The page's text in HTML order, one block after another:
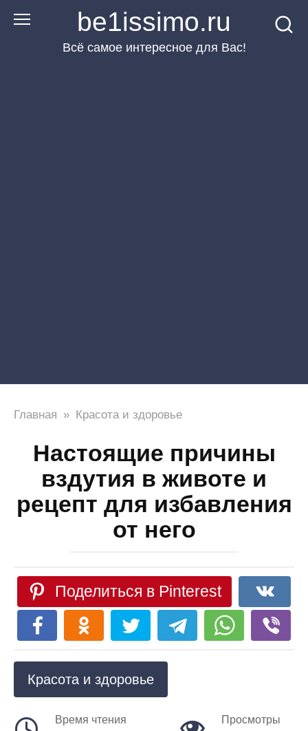
Перейти
be1issimo.ru
Всё самое интересное для Вас!
Главная » Красота и здоровье
Настоящие причины
вздутия в животе и
рецепт для избавления
от него
Поделиться в Pinterest
Красота и здоровье
Время чтения Просмотры